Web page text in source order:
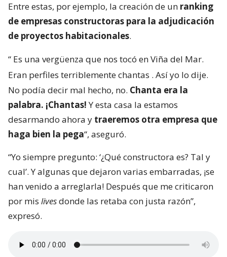
Entre estas, por ejemplo, la creación de un ranking
de empresas constructoras para la adjudicación
de proyectos habitacionales.
“ Es una vergüenza que nos tocó en Viña del Mar.
Eran perfiles terriblemente chantas . Así yo lo dije.
No podía decir mal hecho, no. Chanta era la
palabra. ¡Chantas!Y esta casa la estamos
desarmando ahora y traeremos otra empresa que
haga bien la pega“, aseguró.
“Yo siempre pregunto: ‘¿Qué constructora es? Tal y
cual’. Y algunas que dejaron varias embarradas, ¡se
han venido a arreglarla! Después que me criticaron
por mis livesdonde las retaba con justa razón”,
expresó.